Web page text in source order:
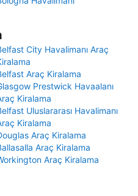
City Havalimanı Araç
Araç Kiralama
Prestwick Havaalanı
Kiralama
Uluslararası Havalimanı
Kiralama
Araç Kiralama
Araç Kiralama
Araç Kiralama